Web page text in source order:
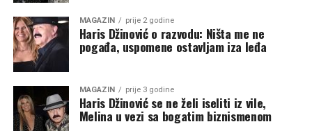
MAGAZIN prije 2 godine
Haris Džinović o razvodu: Ništa me ne
pogađa, uspomene ostavljam iza leđa
MAGAZIN prije 3 godine
Haris Džinović se ne želi iseliti iz vile,
Melina u vezi sa bogatim biznismenom